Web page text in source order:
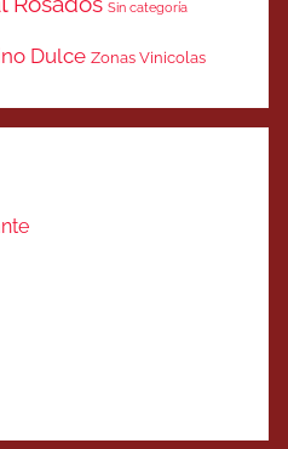
Sin categoría
Dulce Zonas Vinicolas